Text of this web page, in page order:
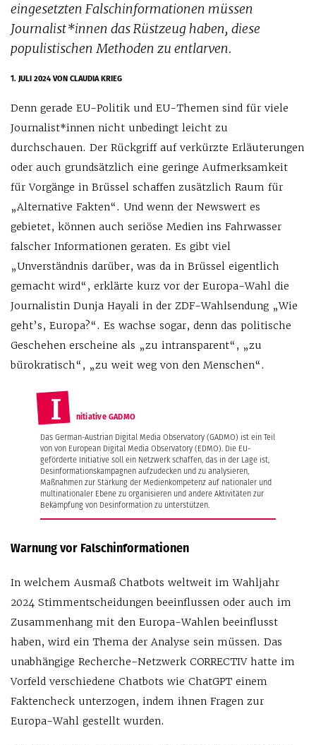
eingesetzten Falschinformationen müssen
Journalist*innen das Rüstzeug haben, diese
populistischen Methoden zu entlarven.
1. JULI 2024VON CLAUDIA KRIEG
Denn gerade EU-Politik und EU-Themen sind für viele
Journalist*innen nicht unbedingt leicht zu
durchschauen. Der Rückgriff auf verkürzte Erläuterungen
oder auch grundsätzlich eine geringe Aufmerksamkeit
für Vorgänge in Brüssel schaffen zusätzlich Raum für
„Alternative Fakten“. Und wenn der Newswert es
gebietet, können auch seriöse Medien ins Fahrwasser
falscher Informationen geraten. Es gibt viel
„Unverständnis darüber, was da in Brüssel eigentlich
gemacht wird“, erklärte kurz vor der Europa-Wahl die
Journalistin Dunja Hayali in der ZDF-Wahlsendung „Wie
geht’s, Europa?“. Es wachse sogar, denn das politische
Geschehen erscheine als „zu intransparent“, „zu
bürokratisch“, „zu weit weg von den Menschen“.
I
nitiative GADMO
Das German-Austrian Digital Media Observatory (GADMO) ist ein Teil
von von European Digital Media Observatory (EDMO). Die EU-
geförderte Initiative soll ein Netzwerk schaffen, das in der Lage ist,
Desinformationskampagnen aufzudecken und zu analysieren,
Maßnahmen zur Stärkung der Medienkompetenz auf nationaler und
multinationaler Ebene zu organisieren und andere Aktivitäten zur
Bekämpfung von Desinformation zu unterstützen.
Warnung vor Falschinformationen
In welchem Ausmaß Chatbots weltweit im Wahljahr
2024 Stimmentscheidungen beeinflussen oder auch im
Zusammenhang mit den Europa-Wahlen beeinflusst
haben, wird ein Thema der Analyse sein müssen. Das
unabhängige Recherche-Netzwerk CORRECTIV hatte im
Vorfeld verschiedene Chatbots wie ChatGPT einem
Faktencheck unterzogen, indem ihnen Fragen zur
Europa-Wahl gestellt wurden.